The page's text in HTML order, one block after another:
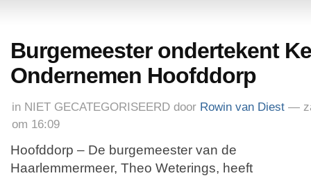
Burgemeester ondertekent
Ondernemen Hoofddorp
in NIET GECATEGORISEERD door Rowin van Diest —
om 16:09
Hoofddorp – De burgemeester van de
Haarlemmermeer, Theo Weterings, heeft